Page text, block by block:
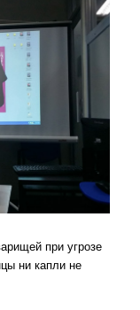
при угрозе
ни капли не